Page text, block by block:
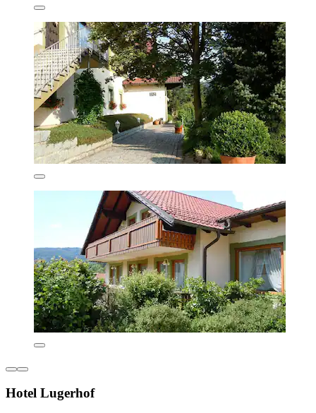
Hotel Lugerhof